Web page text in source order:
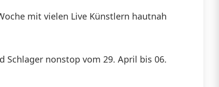
mit vielen Live Künstlern hautnah
Schlager nonstop vom 29. April bis 06.